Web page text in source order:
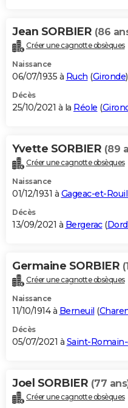
Jean SORBIER (86
Créer une cagnotte obsèques
Naissance
06/07/1935 à Ruch (Gironde)
Décès
25/10/2021 à la Réole (
Yvette SORBIER (89
Créer une cagnotte obsèques
Naissance
01/12/1931 à Gageac-et-
Décès
13/09/2021 à Bergerac(
Germaine SORBIER
Créer une cagnotte obsèques
Naissance
11/10/1914 à Berneuil (
Décès
05/07/2021 à Saint-
Joel SORBIER (77
Créer une cagnotte obsèques